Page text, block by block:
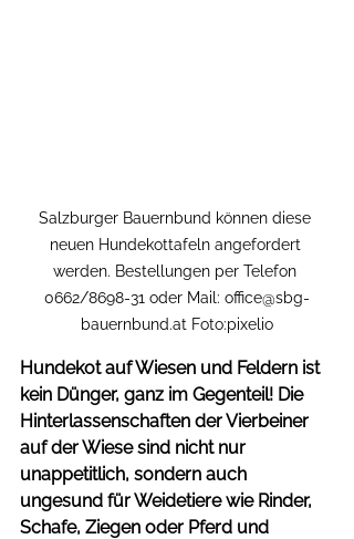
Salzburger Bauernbund können diese
neuen Hundekottafeln angefordert
werden. Bestellungen per Telefon
0662/8698-31 oder Mail: office@sbg-
bauernbund.at Foto:pixelio
Hundekot auf Wiesen und Feldern ist
kein Dünger, ganz im Gegenteil! Die
Hinterlassenschaften der Vierbeiner
auf der Wiese sind nicht nur
unappetitlich, sondern auch
ungesund für Weidetiere wie Rinder,
Schafe, Ziegen oder Pferd und